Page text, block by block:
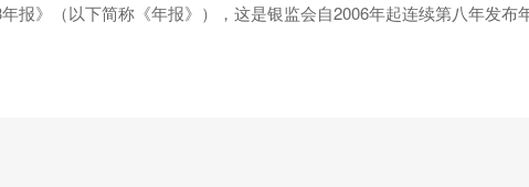
报》（以下简称《年报》），这是银监会自2006年起连续第八年发布